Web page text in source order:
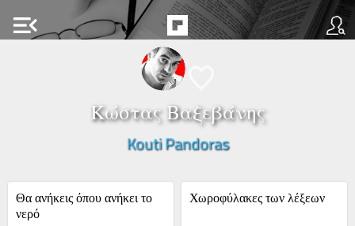
menu_open
Κώστας Βαξεβάνης
Kouti Pandoras
Θα ανήκεις όπου ανήκει το
νερό
Χωροφύλακες των λέξεων